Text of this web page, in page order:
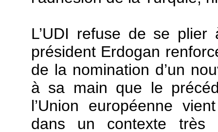
L’UDI refuse de se
président Erdogan
de la nomination d’un
à sa main que le
l’Union européenne
dans un contexte très